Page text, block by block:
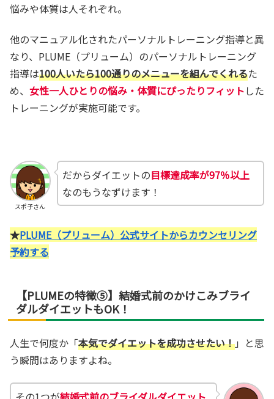
悩みや体質は人それぞれ。
他のマニュアル化されたパーソナルトレーニング指導と異
なり、PLUME（プリューム）のパーソナルトレーニング
指導は100人いたら100通りのメニューを組んでくれるた
め、 女性一人ひとりの悩み・体質にぴったりフィットした
トレーニングが実施可能です。
スポ子さん
だからダイエットの目標達成率が97％以上
なのもうなずけます！
★PLUME（プリューム）公式サイトからカウンセリング
予約する
【PLUMEの特徴⑤】結婚式前のかけこみブライ
ダルダイエットもOK！
人生で何度か「本気でダイエットを成功させたい！」と思
う瞬間はありますよね。